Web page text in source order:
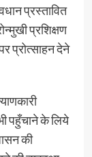
प्रस्तावित
प्रशिक्षण
प्रोत्साहन देने
पहुँचाने के लिये
की